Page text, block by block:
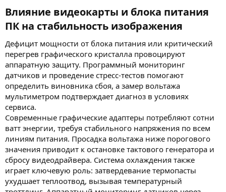
Влияние видеокарты и блока питания
ПК на стабильность изображения​
Дефицит мощности от блока питания или критический
перегрев графического кристалла провоцируют
аппаратную защиту. Программный мониторинг
датчиков и проведение стресс-тестов помогают
определить виновника сбоя, а замер вольтажа
мультиметром подтверждает диагноз в условиях
сервиса.
Современные графические адаптеры потребляют сотни
ватт энергии, требуя стабильного напряжения по всем
линиям питания. Просадка вольтажа ниже порогового
значения приводит к остановке тактового генератора и
сбросу видеодрайвера. Система охлаждения также
играет ключевую роль: затвердевание термопасты
ухудшает теплоотвод, вызывая температурный